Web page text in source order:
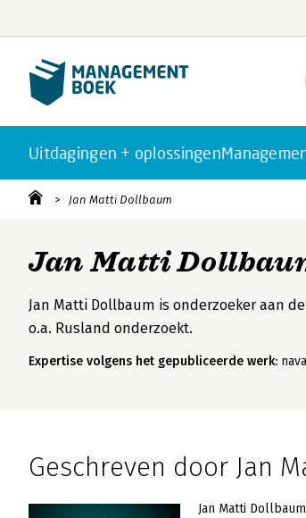
Uitdagingen + oplossingen
Jan Matti Dollbaum
Jan Matti
Jan Matti Dollbaum is onderzoeker aan
o.a. Rusland onderzoekt.
Expertise volgens het gepubliceerde werk:
Geschreven door Jan
Jan Matti Dollbaum